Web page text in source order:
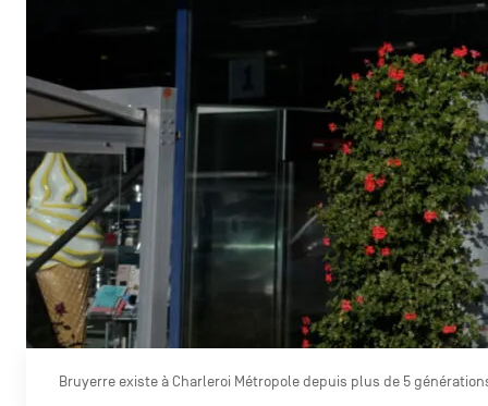
Bruyerre existe à Charleroi Métropole depuis plus de 5